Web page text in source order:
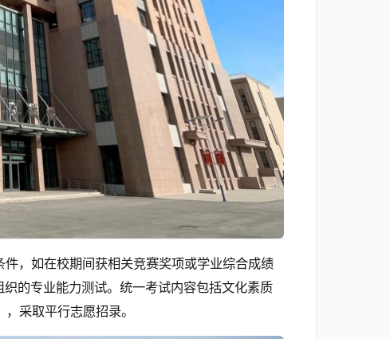
，如在校期间获相关竞赛奖项或学业综合成绩
的专业能力测试。统一考试内容包括文化素质
采取平行志愿招录。